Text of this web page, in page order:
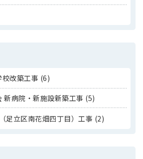
改築工事 (6)
新病院・新施設新築工事 (5)
足立区南花畑四丁目）工事 (2)